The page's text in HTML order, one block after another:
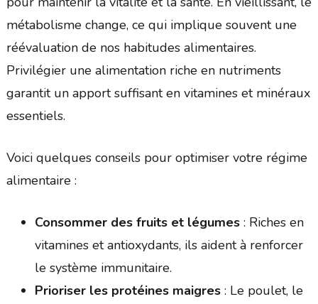
métabolisme change, ce qui implique souvent une
réévaluation de nos habitudes alimentaires.
Privilégier une alimentation riche en nutriments
garantit un apport suffisant en vitamines et minéraux
essentiels.
Voici quelques conseils pour optimiser votre régime
alimentaire :
Consommer des fruits et légumes: Riches en
vitamines et antioxydants, ils aident à renforcer
le système immunitaire.
Prioriser les protéines maigres: Le poulet, le